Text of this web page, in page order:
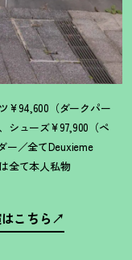
¥94,600（ダークパー
シューズ¥97,900（ペ
ー／全てDeuxieme
全て本人私物
こちら